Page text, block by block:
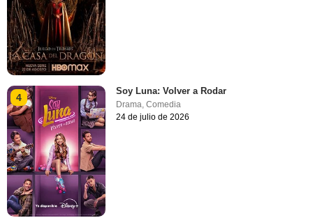
4
Soy Luna: Volver a Rodar
Drama ,Comedia
24 de julio de 2026